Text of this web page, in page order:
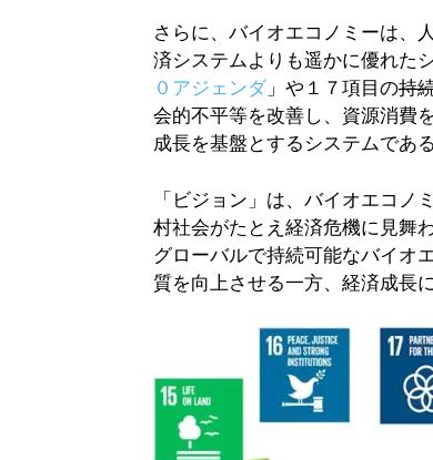
さらに、バイオエコノミーは、
済システムよりも遥かに優れた
０アジェンダ 」や１７項目の持
会的不平等を改善し、資源消費
成長を基盤とするシステムである
「ビジョン」は、バイオエコ
村社会がたとえ経済危機に見舞
グローバルで持続可能なバイオ
質を向上させる一方、経済成長